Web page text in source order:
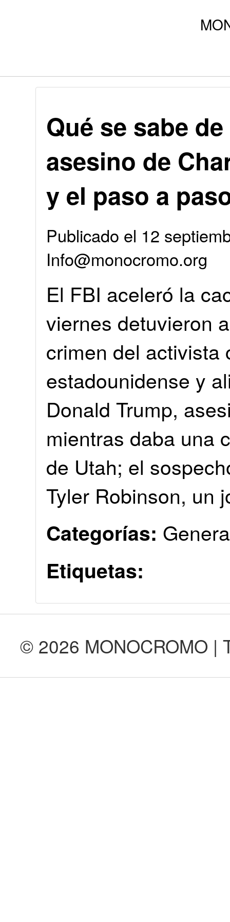
Qué se sabe
asesino de
y el paso a
Publicado el 12
Info@monocromo.org
El FBI aceleró la
viernes detuvieron
crimen del activista
estadounidense y
Donald Trump,
mientras daba una
de Utah; el
Tyler Robinson, un
Categorías:
Etiquetas:
© 2026 MONOCROMO |